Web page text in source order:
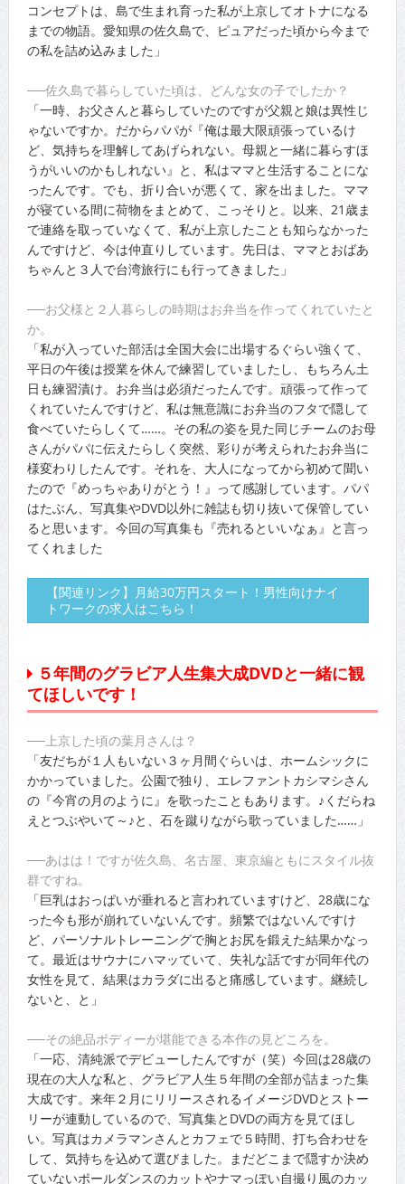
コンセプトは、島で生まれ育った私が上京してオトナになる
までの物語。愛知県の佐久島で、ピュアだった頃から今まで
の私を詰め込みました」
──佐久島で暮らしていた頃は、どんな女の子でしたか？
「一時、お父さんと暮らしていたのですが父親と娘は異性じ
ゃないですか。だからパパが『俺は最大限頑張っているけ
ど、気持ちを理解してあげられない。母親と一緒に暮らすほ
うがいいのかもしれない』と、私はママと生活することにな
ったんです。でも、折り合いが悪くて、家を出ました。ママ
が寝ている間に荷物をまとめて、こっそりと。以来、21歳ま
で連絡を取っていなくて、私が上京したことも知らなかった
んですけど、今は仲直りしています。先日は、ママとおばあ
ちゃんと３人で台湾旅行にも行ってきました」
──お父様と２人暮らしの時期はお弁当を作ってくれていたと
か。
「私が入っていた部活は全国大会に出場するぐらい強くて、
平日の午後は授業を休んで練習していましたし、もちろん土
日も練習漬け。お弁当は必須だったんです。頑張って作って
くれていたんですけど、私は無意識にお弁当のフタで隠して
食べていたらしくて……。その私の姿を見た同じチームのお母
さんがパパに伝えたらしく突然、彩りが考えられたお弁当に
様変わりしたんです。それを、大人になってから初めて聞い
たので『めっちゃありがとう！』って感謝しています。パパ
はたぶん、写真集やDVD以外に雑誌も切り抜いて保管してい
ると思います。今回の写真集も『売れるといいなぁ』と言っ
てくれました
【関連リンク】月給30万円スタート！男性向けナイ
トワークの求人はこちら！
５年間のグラビア人生集大成DVDと一緒に観
てほしいです！
──上京した頃の葉月さんは？
「友だちが１人もいない３ヶ月間ぐらいは、ホームシックに
かかっていました。公園で独り、エレファントカシマシさん
の『今宵の月のように』を歌ったこともあります。♪くだらね
えとつぶやいて～♪と、石を蹴りながら歌っていました……」
──あはは！ですが佐久島、名古屋、東京編ともにスタイル抜
群ですね。
「巨乳はおっぱいが垂れると言われていますけど、28歳にな
った今も形が崩れていないんです。頻繁ではないんですけ
ど、パーソナルトレーニングで胸とお尻を鍛えた結果かなっ
て。最近はサウナにハマッていて、失礼な話ですが同年代の
女性を見て、結果はカラダに出ると痛感しています。継続し
ないと、と」
──その絶品ボディーが堪能できる本作の見どころを。
「一応、清純派でデビューしたんですが（笑）今回は28歳の
現在の大人な私と、グラビア人生５年間の全部が詰まった集
大成です。来年２月にリリースされるイメージDVDとストー
リーが連動しているので、写真集とDVDの両方を見てほし
い。写真はカメラマンさんとカフェで５時間、打ち合わせを
して、気持ちを込めて選びました。まだどこまで隠すか決め
ていないポールダンスのカットやナマっぽい自撮り風のカッ